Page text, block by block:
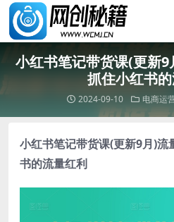
小红书笔记带货课(更新9
抓住小红书
2024-09-10 电商运
小红书笔记带货课(更新9月)流
书的流量红利